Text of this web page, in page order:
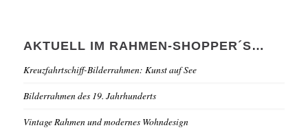
AKTUELL IM RAHMEN-SHOPPER´S…
Kreuzfahrtschiff-Bilderrahmen: Kunst auf See
Bilderrahmen des 19. Jahrhunderts
Vintage Rahmen und modernes Wohndesign